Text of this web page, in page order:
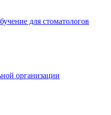
для стоматологов
организации